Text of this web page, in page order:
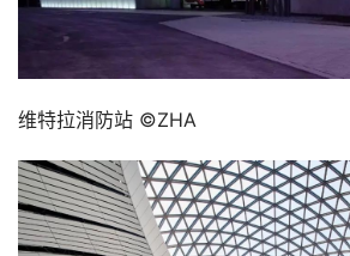
维特拉消防站 ©ZHA